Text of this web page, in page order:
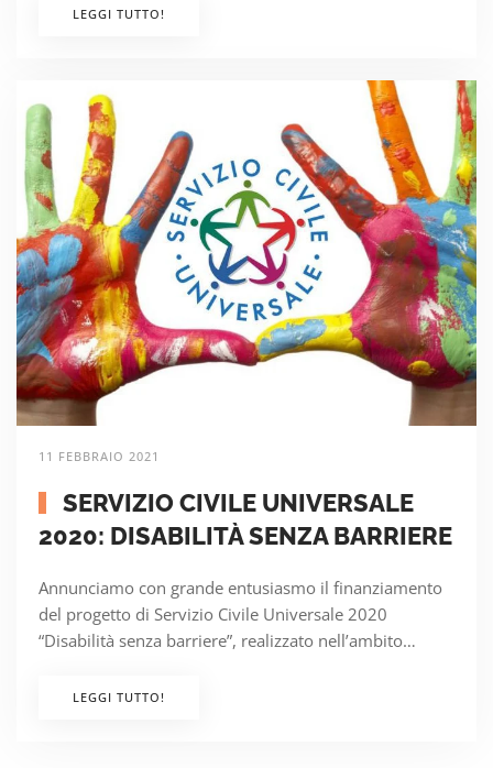
LEGGI TUTTO!
11 FEBBRAIO 2021
SERVIZIO CIVILE UNIVERSALE
2020: DISABILITÀ SENZA BARRIERE
Annunciamo con grande entusiasmo il finanziamento
del progetto di Servizio Civile Universale 2020
“Disabilità senza barriere”, realizzato nell’ambito…
LEGGI TUTTO!